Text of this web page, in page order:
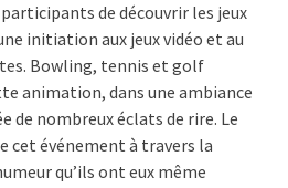
de découvrir les jeux
initiation aux jeux vidéo et au
Bowling, tennis et golf
animation, dans une ambiance
de nombreux éclats de rire. Le
cet événement à travers la
qu’ils ont eux même